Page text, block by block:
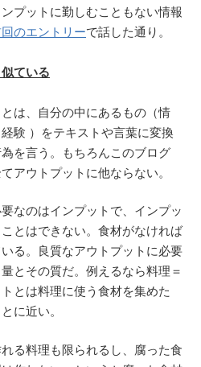
プットに勤しむこともない情報
のエントリーで話した通り。
ている
は、自分の中にあるもの（情
験 ）をテキストや言葉に変換
を言う。もちろんこのブログ
アウトプットに他ならない。
なのはインプットで、インプッ
とはできない。食材がなければ
る。良質なアウトプットに必要
とその質だ。例えるなら料理＝
とは料理に使う食材を集めた
に近い。
る料理も限られるし、腐った食